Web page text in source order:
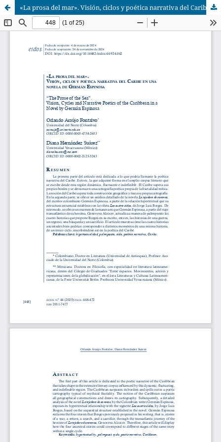
«La prosa del mar». Visión, ciclos y poética narrativa del Caribe en una novela de Germán Espinosa